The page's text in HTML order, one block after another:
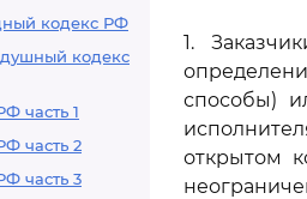
кодекс РФ
кодекс
часть 1
часть 2
часть 3
1.
способы)
открытом